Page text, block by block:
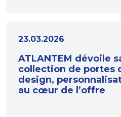
23.03.2026
ATLANTEM dévoile
collection de portes
design,
au cœur de l’offre